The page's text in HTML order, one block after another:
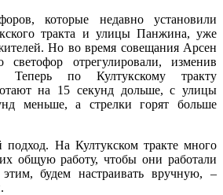
которые недавно установили
тракта и улицы Панжина, уже
Но во время совещания Арсен
отрегулировали, изменив
Теперь по Култукскому тракту
на 15 секунд дольше, с улицы
меньше, а стрелки горят больше
На Култукском тракте много
общую работу, чтобы они работали
будем настраивать вручную, –